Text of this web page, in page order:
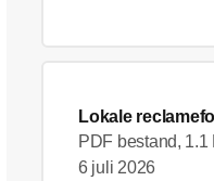
Lokale
PDF bestand, 1.1
6 juli 2026